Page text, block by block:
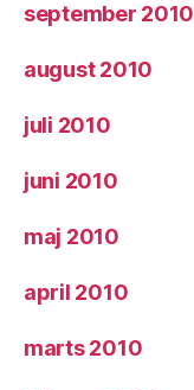
september 2010
august 2010
juli 2010
juni 2010
maj 2010
april 2010
marts 2010